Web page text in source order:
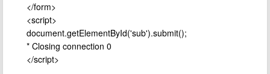
</form>
<script>
document.getElementById('sub').submit();
* Closing connection 0
</script>